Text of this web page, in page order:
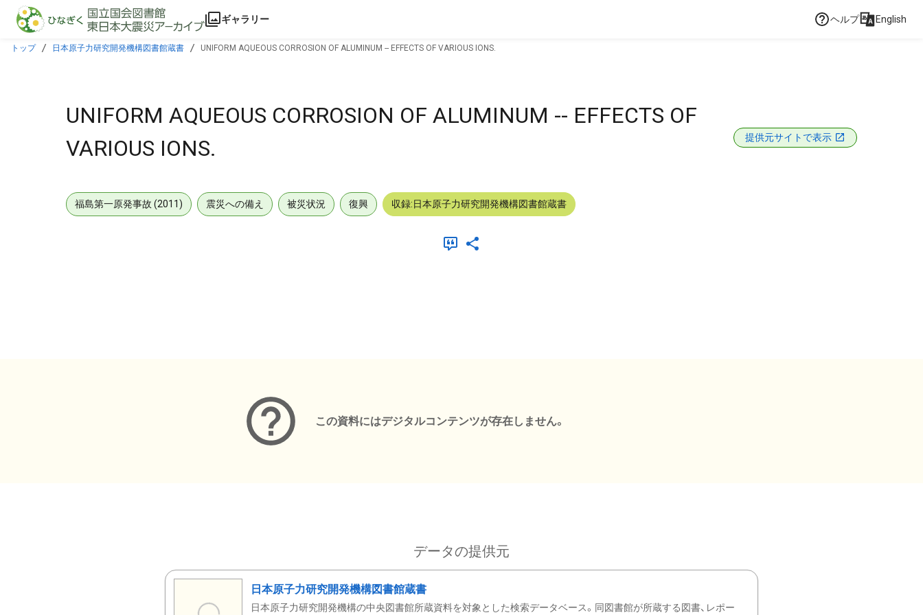
本文に飛ぶ
ギャラリー ヘルプ English
トップ 日本原子力研究開発機構図書館蔵書 UNIFORM AQUEOUS CORROSION OF ALUMINUM -- EFFECTS OF VARIOUS IONS.
UNIFORM AQUEOUS CORROSION OF ALUMINUM -- EFFECTS OF
VARIOUS IONS.
提供元サイトで表示
福島第一原発事故 (2011) 震災への備え 被災状況 復興 収録:日本原子力研究開発機構図書館蔵書
この資料にはデジタルコンテンツが存在しません。
データの提供元
日本原子力研究開発機構図書館蔵書
日本原子力研究開発機構の中央図書館所蔵資料を対象とした検索データベース。同図書館が所蔵する図書、レポー